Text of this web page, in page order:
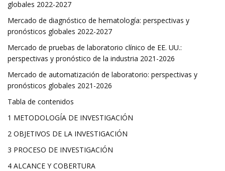
globales 2022-2027
Mercado de diagnóstico de hematología: perspectivas y
pronósticos globales 2022-2027
Mercado de pruebas de laboratorio clínico de EE. UU.:
perspectivas y pronóstico de la industria 2021-2026
Mercado de automatización de laboratorio: perspectivas y
pronósticos globales 2021-2026
Tabla de contenidos
1 METODOLOGÍA DE INVESTIGACIÓN
2 OBJETIVOS DE LA INVESTIGACIÓN
3 PROCESO DE INVESTIGACIÓN
4 ALCANCE Y COBERTURA